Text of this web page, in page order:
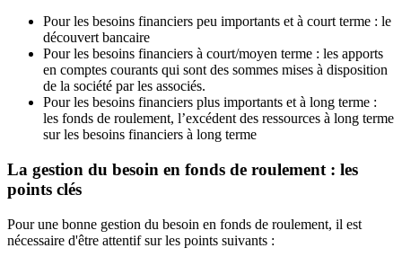
Pour les besoins financiers peu importants et à court terme : le
découvert bancaire
Pour les besoins financiers à court/moyen terme : les apports
en comptes courants qui sont des sommes mises à disposition
de la société par les associés.
Pour les besoins financiers plus importants et à long terme :
les fonds de roulement, l’excédent des ressources à long terme
sur les besoins financiers à long terme
La gestion du besoin en fonds de roulement : les
points clés
Pour une bonne gestion du besoin en fonds de roulement, il est
nécessaire d'être attentif sur les points suivants :